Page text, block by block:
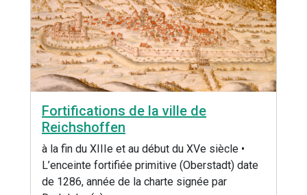
Fortifications de la ville de
Reichshoffen
à la fin du XIIIe et au début du XVe siècle •
L’enceinte fortifiée primitive (Oberstadt) date
de 1286, année de la charte signée par